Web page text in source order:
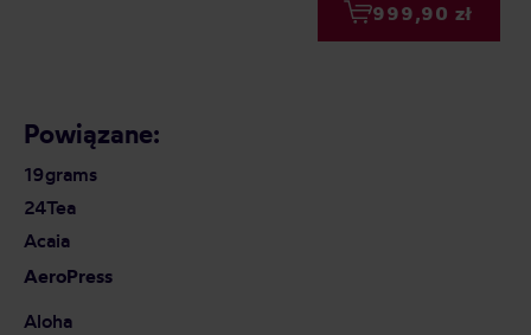
999,90 zł
Powiązane:
19grams
24Tea
Acaia
AeroPress
Aloha